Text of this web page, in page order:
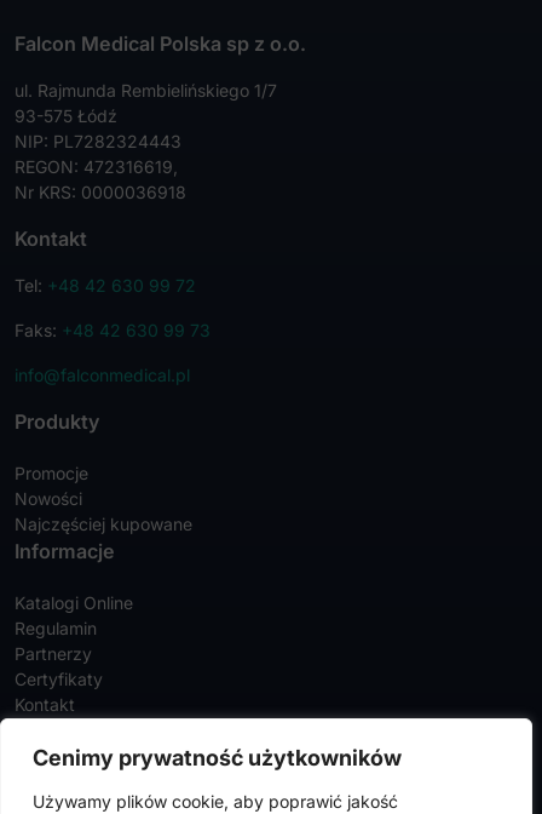
Cenimy prywatność użytkowników
Używamy plików cookie, aby poprawić jakość
Falcon Medical Polska sp z o.o.
ul. Rajmunda Rembielińskiego 1/7
93-575 Łódź
NIP: PL7282324443
REGON: 472316619,
Nr KRS: 0000036918
Kontakt
Tel: +48 42 630 99 72
Faks: +48 42 630 99 73
info@falconmedical.pl
Produkty
Promocje
Nowości
Najczęściej kupowane
Informacje
Katalogi Online
Regulamin
Partnerzy
Certyfikaty
Kontakt
Zamówienia